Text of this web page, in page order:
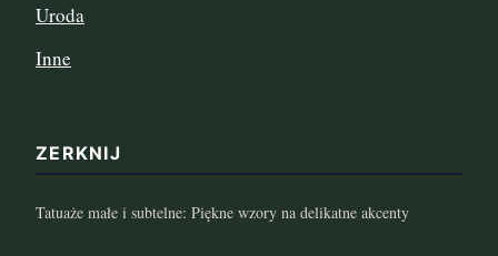
kwiecień 2022
luty 2022
styczeń 2022
Uroda
Inne
ZERKNIJ
Tatuaże małe i subtelne: Piękne wzory na delikatne akcenty